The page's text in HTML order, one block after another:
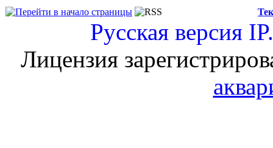
Русская версия
Лицензия